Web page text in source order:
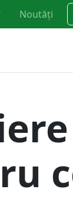
Noutăți